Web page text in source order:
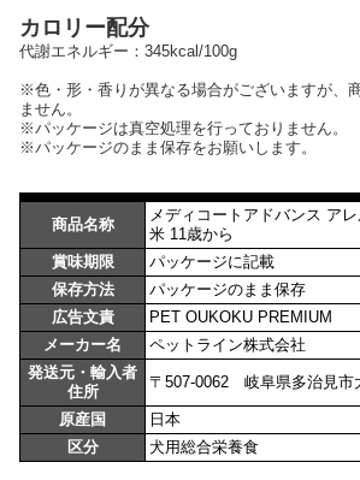
カロリー配分
代謝エネルギー：345kcal/100g
※色・形・香りが異なる場合がございますが、
ません。
※パッケージは真空処理を行っておりません。
※パッケージのまま保存をお願いします。
商品名称
メディコートアドバンス ア
米 11歳から
賞味期限
パッケージに記載
保存方法
パッケージのまま保存
広告文責
PET OUKOKU PREMIUM
メーカー名
ペットライン株式会社
発送元・輸入者
住所
〒507-0062 岐阜県多治見市
原産国
日本
区分
犬用総合栄養食